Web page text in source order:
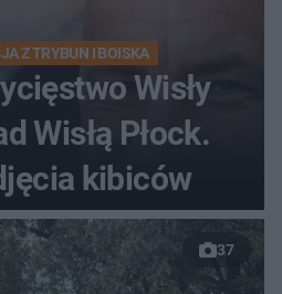
Z TRYBUN I BOISKA
Wisły
Wisłą Płock.
kibiców
37